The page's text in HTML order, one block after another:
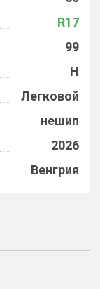
R17
99
H
Легковой
нешип
2026
Венгрия